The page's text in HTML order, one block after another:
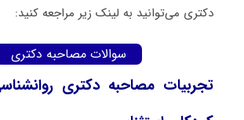
دکتری می‌توانید به لینک زیر مراجعه کنید:
سوالات مصاحبه دکتری
تجربیات مصاحبه دکتری